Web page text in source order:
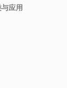
应用